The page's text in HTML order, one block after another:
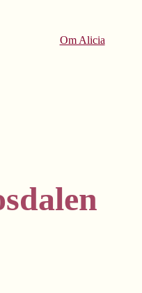
Om Alicia